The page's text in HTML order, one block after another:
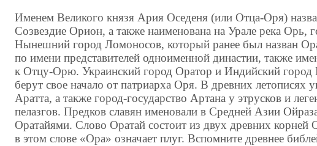
Именем Великого князя Ария Оседеня (или Отца-Оря)
Созвездие Орион, а также наименована на Урале река Орь,
Нынешний город Ломоносов, который ранее был назван
по имени представителей одноименной династии, также
к Отцу-Орю. Украинский город Оратор и Индийский город
берут свое начало от патриарха Оря. В древних летописях
Аратта, а также город-государство Артана у этрусков и
пелазгов. Предков славян именовали в Средней Азии
Оратайями. Слово Оратай состоит из двух древних
в этом слове «Ора» означает плуг. Вспомните древнее